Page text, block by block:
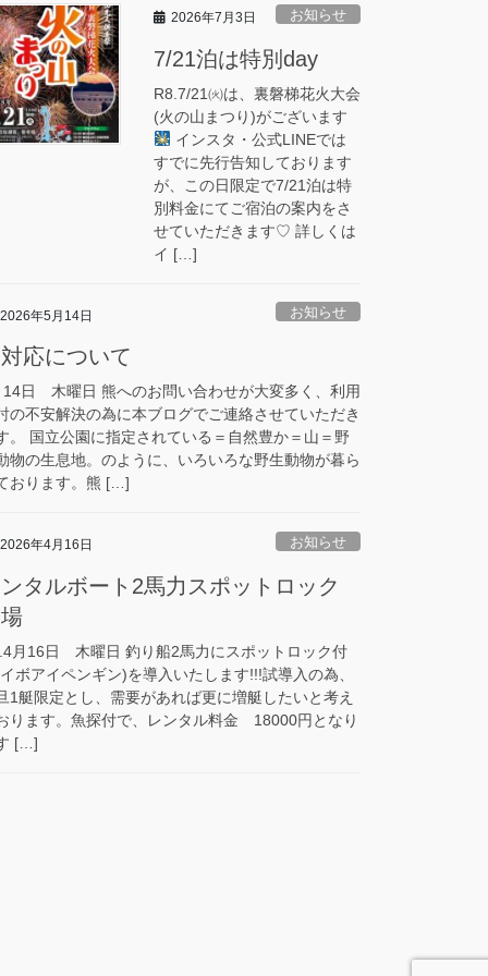
2026年7月3日 お知らせ
7/21泊は特別day
R8.7/21㈫は、裏磐梯花火大会
(火の山まつり)がございます
インスタ・公式LINEでは
すでに先行告知しております
が、この日限定で7/21泊は特
別料金にてご宿泊の案内をさ
せていただきます♡ 詳しくは
イ […]
2026年5月14日 お知らせ
応について
14日 木曜日 熊へのお問い合わせが大変多く、利用
の不安解決の為に本ブログでご連絡させていただき
。 国立公園に指定されている＝自然豊か＝山＝野
物の生息地。のように、いろいろな野生動物が暮ら
おります。熊 […]
2026年4月16日 お知らせ
タルボート2馬力スポットロック
月16日 木曜日 釣り船2馬力にスポットロック付
ボアイペンギン)を導入いたします!!!試導入の為、
1艇限定とし、需要があれば更に増艇したいと考え
ります。魚探付で、レンタル料金 18000円となり
[…]